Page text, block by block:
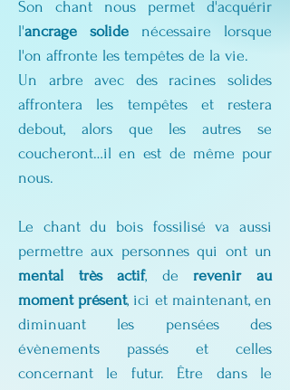
Son chant nous permet d'acquérir
l'ancrage solide nécessaire lorsque
l'on affronte les tempêtes de la vie.
Un arbre avec des racines solides
affrontera les tempêtes et restera
debout, alors que les autres se
coucheront…il en est de même pour
nous.
Le chant du bois fossilisé va aussi
mental très actif, de revenir au
moment présent, ici et maintenant, en
diminuant les pensées des
évènements passés et celles
concernant le futur. Être dans le